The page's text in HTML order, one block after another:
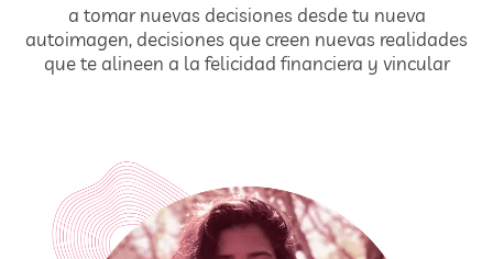
a tomar nuevas decisiones desde tu nueva
autoimagen, decisiones que creen nuevas realidades
que te alineen a la felicidad financiera y vincular